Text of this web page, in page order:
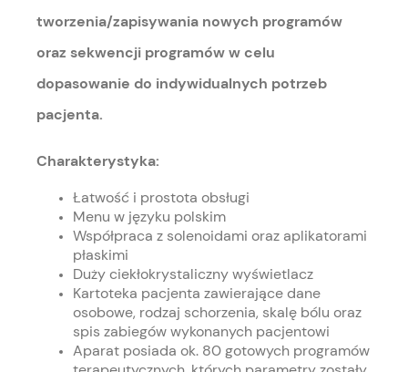
tworzenia/zapisywania nowych programów
oraz sekwencji programów w celu
dopasowanie do indywidualnych potrzeb
pacjenta.
Charakterystyka:
Łatwość i prostota obsługi
Menu w języku polskim
Współpraca z solenoidami oraz aplikatorami
płaskimi
Duży ciekłokrystaliczny wyświetlacz
Kartoteka pacjenta zawierające dane
osobowe, rodzaj schorzenia, skalę bólu oraz
spis zabiegów wykonanych pacjentowi
Aparat posiada ok. 80 gotowych programów